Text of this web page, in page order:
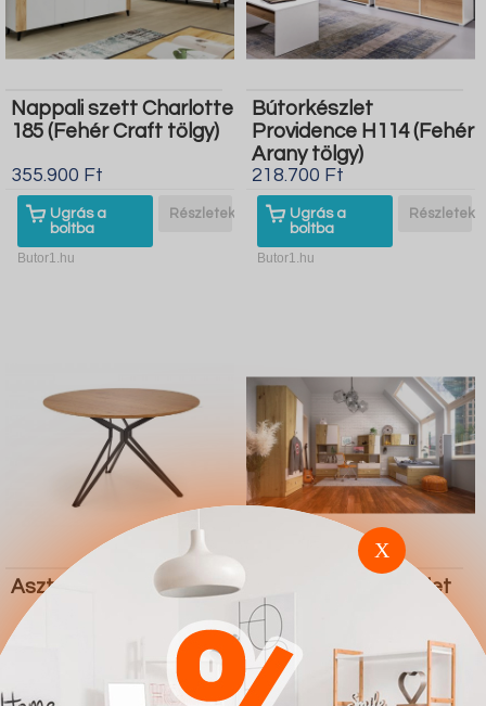
Nappali szett Charlotte
185 (Fehér Craft tölgy)
355.900 Ft
Ugrás a
boltba
Részletek
Butor1.hu
Bútorkészlet
Providence H114 (Fehér
Arany tölgy)
218.700 Ft
Ugrás a
boltba
Részletek
Butor1.hu
Asztal Houston 541
Részletek
Ifjúsági szoba készlet
Akron M118 (Artisan
tölgy Fehér)
470.300 Ft
Ugrás a
Részletek
X